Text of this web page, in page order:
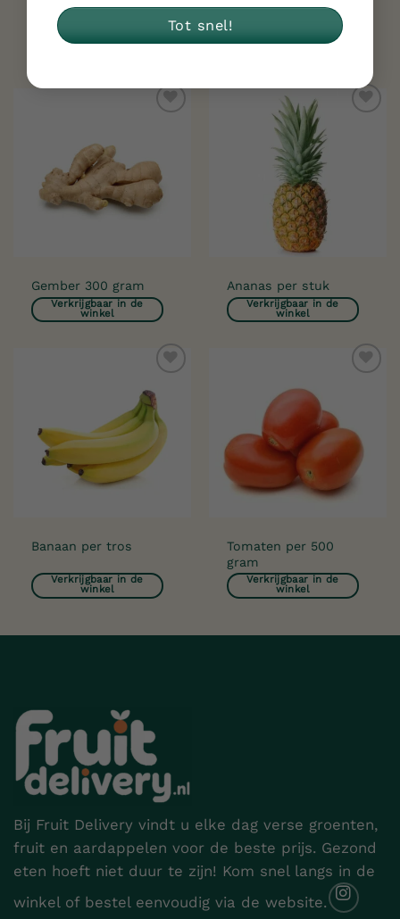
Tot snel!
Gerelateerde producten
Gember 300 gram
Verkrijgbaar in de
winkel
verlanglijst
Ananas per stuk
Verkrijgbaar in de
winkel
aan
verlanglijst
Banaan per tros
Verkrijgbaar in de
winkel
verlanglijst
Tomaten per 500
gram
Verkrijgbaar in de
winkel
Bij Fruit Delivery vindt u elke dag verse groenten,
fruit en aardappelen voor de beste prijs. Gezond
eten hoeft niet duur te zijn! Kom snel langs in de
winkel of bestel eenvoudig via de website.